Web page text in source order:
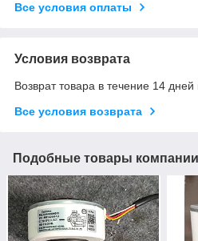
Все условия оплаты
Условия возврата
Возврат товара в течение 14 дней
Все условия возврата
Подобные товары компании